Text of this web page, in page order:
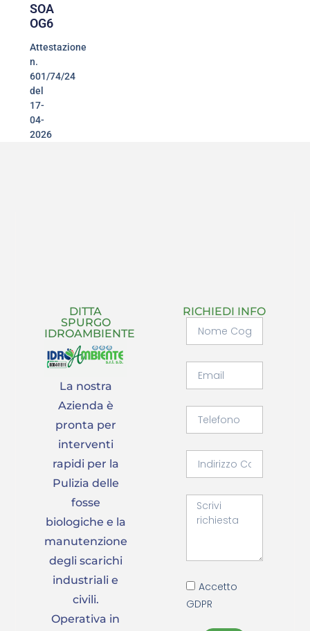
SOA
OG6
Attestazione
n.
601/74/24
del
17-
04-
2026
DITTA
SPURGO
IDROAMBIENTE
La nostra
Azienda è
pronta per
interventi
rapidi per la
Pulizia delle
fosse
biologiche e la
manutenzione
degli scarichi
industriali e
civili.
Operativa in
RICHIEDI INFO
Accetto
GDPR